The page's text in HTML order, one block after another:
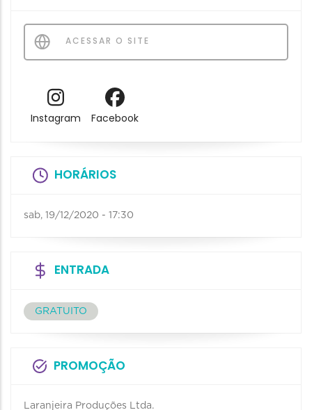
ACESSAR O SITE
Instagram Facebook
HORÁRIOS
sab, 19/12/2020 - 17:30
ENTRADA
GRATUITO
PROMOÇÃO
Laranjeira Produções Ltda.